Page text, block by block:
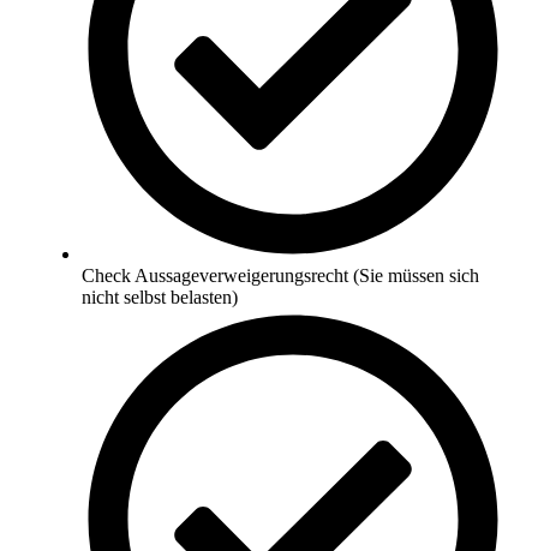
Check Aussageverweigerungsrecht (Sie müssen sich
nicht selbst belasten)